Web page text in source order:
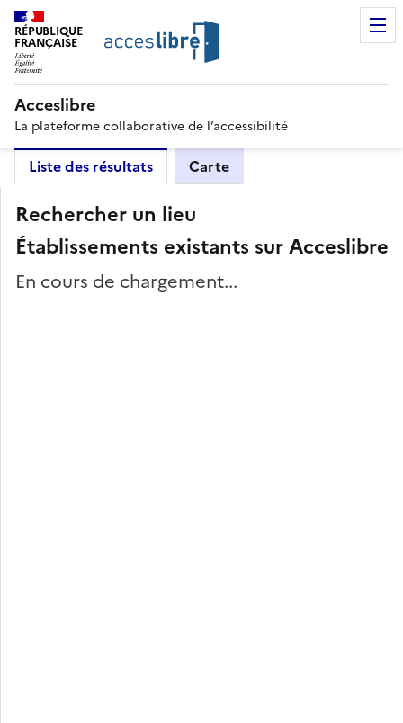
RÉPUBLIQUE
FRANÇAISE
Acceslibre
La plateforme collaborative de l’accessibilité
Liste des résultats Carte
Rechercher un lieu
Établissements existants sur Acceslibre
En cours de chargement...